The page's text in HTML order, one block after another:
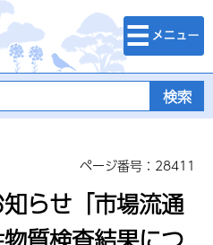
検索・メニュ
ー
ページ番号：28411
らせ「市場流通